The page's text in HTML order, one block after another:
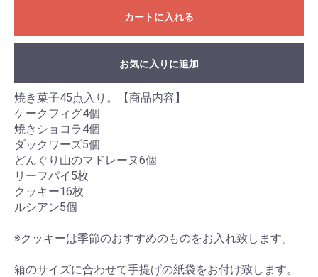
カートに入れる
お気に入りに追加
焼き菓子45点入り。【商品内容】
ケークフィグ4個
焼きショコラ4個
ダックワーズ5個
どんぐり山のマドレーヌ6個
リーフパイ5枚
クッキー16枚
ルシアン5個
※クッキーは季節のおすすめのものをお入れ致します。
箱のサイズに合わせて手提げの紙袋をお付け致します。